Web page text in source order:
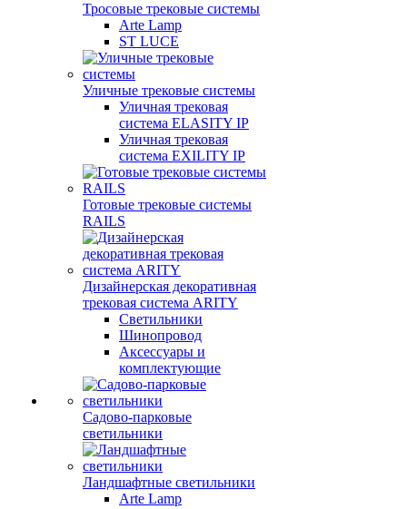
Тросовые трековые системы
Arte Lamp
ST LUCE
Уличные трековые системы
Уличная трековая
система ELASITY IP
Уличная трековая
система EXILITY IP
Готовые трековые системы
RAILS
Дизайнерская декоративная
трековая система ARITY
Светильники
Шинопровод
Аксессуары и
комплектующие
Садово-парковые
светильники
Ландшафтные светильники
Arte Lamp